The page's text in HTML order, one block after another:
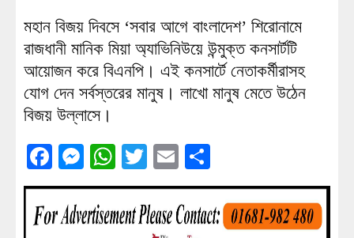
মহান বিজয় দিবসে ‘সবার আগে বাংলাদেশ’ শিরোনামে
রাজধানী মানিক মিয়া অ্যাভিনিউয়ে উন্মুক্ত কনসার্টটি
আয়োজন করে বিএনপি। এই কনসার্টে নেতাকর্মীরাসহ
যোগ দেন সর্বস্তরের মানুষ। লাখো মানুষ মেতে উঠেন
বিজয় উল্লাসে।
Facebook
Messenger
WhatsApp
TwitterEmail